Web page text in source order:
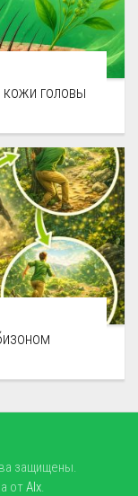
головы
защищены.
отAlx.